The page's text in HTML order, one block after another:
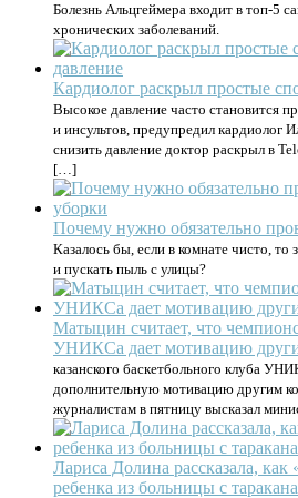
Болезнь Альцгеймера входит в топ-5
хронических заболеваний.
Кардиолог раскрыл простые
Высокое давление часто становится
и инсультов, предупредил кардиолог
снизить давление доктор раскрыл в
[…]
Почему нужно обязательно
Казалось бы, если в комнате чисто, то
и пускать пыль с улицы?
Матыцин считает, что
УНИКСа дает мотивацию
казанского баскетбольного клуба
дополнительную мотивацию другим
журналистам в пятницу высказал
Лариса Долина рассказала, как
ребенка из больницы с